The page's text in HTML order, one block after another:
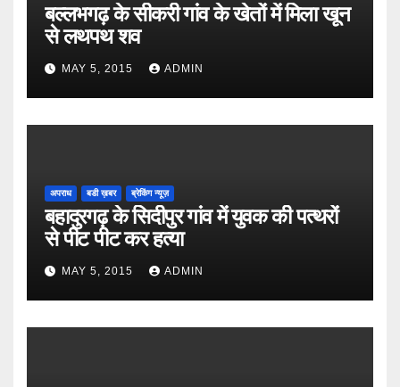
बल्लभगढ़ के सीकरी गांव के खेतों में मिला खून
से लथपथ शव
MAY 5, 2015 ADMIN
अपराध बडी ख़बर ब्रेकिंग न्यूज़
बहादुरगढ़ के सिदीपुर गांव में युवक की पत्थरों
से पीट पीट कर हत्या
MAY 5, 2015 ADMIN